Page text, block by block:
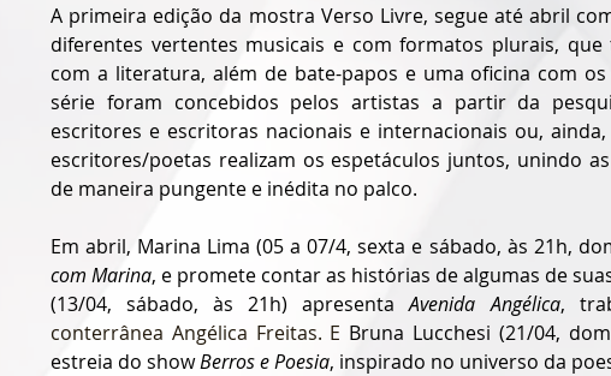
A primeira edição da mostra Verso Livre, segue até abril
diferentes vertentes musicais e com formatos plurais,
com a literatura, além de bate-papos e uma oficina com
série foram concebidos pelos artistas a partir da
escritores e escritoras nacionais e internacionais ou,
escritores/poetas realizam os espetáculos juntos, unindo
de maneira pungente e inédita no palco.
Em abril, Marina Lima (05 a 07/4, sexta e sábado, às 21h,
com Marina, e promete contar as histórias de algumas de
(13/04, sábado, às 21h) apresenta Avenida Angélica,
conterrânea Angélica Freitas. E Bruna Lucchesi (21/04,
estreia do show Berros e Poesia, inspirado no universo da